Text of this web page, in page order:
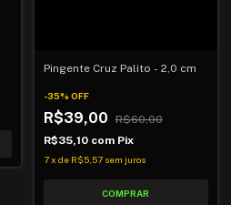
Pingente Cruz Palito - 2,0 cm
-35% OFF
R$39,00
R$60,00
R$35,10 com Pix
7 x de R$5,57 sem juros